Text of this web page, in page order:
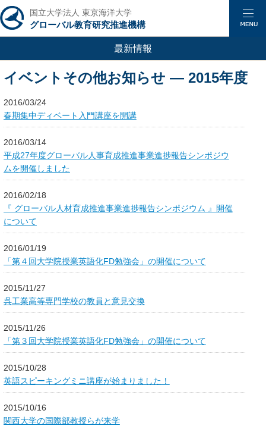
国立大学法人 東京海洋大学
グローバル教育研究推進機構
最新情報
イベントその他お知らせ ― 2015年度
2016/03/24
春期集中ディベート入門講座を開講
2016/03/14
平成27年度グローバル人事育成推進事業進捗報告シンポジウ
ムを開催しました
2016/02/18
『 グローバル人材育成推進事業進捗報告シンポジウム 』開催
について
2016/01/19
「第４回大学院授業英語化FD勉強会」の開催について
2015/11/27
呉工業高等専門学校の教員と意見交換
2015/11/26
「第３回大学院授業英語化FD勉強会」の開催について
2015/10/28
英語スピーキングミニ講座が始まりました！
2015/10/16
関西大学の国際部教授らが来学